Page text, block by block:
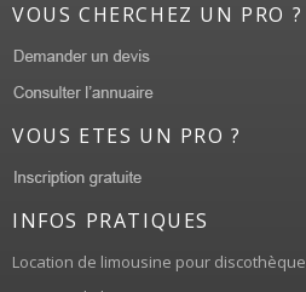
VOUS CHERCHEZ UN PRO ?
VOUS ETES UN PRO ?
INFOS PRATIQUES
Location de limousine pour discothèque